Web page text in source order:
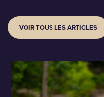
VOIR TOUS LES ARTICLES